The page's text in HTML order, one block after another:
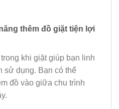
thêm đồ giặt tiện lợi
khi giặt giúp bạn linh
sử dụng. Bạn có thể
đồ vào giữa chu trình